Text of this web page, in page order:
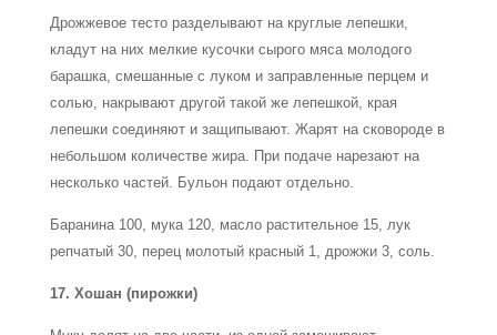
Дрожжевое тесто разделывают на круглые лепешки,
кладут на них мелкие кусочки сырого мяса молодого
барашка, смешанные с луком и заправленные перцем и
солью, накрывают другой такой же лепешкой, края
лепешки соединяют и защипывают. Жарят на сковороде в
небольшом количестве жира. При подаче нарезают на
несколько частей. Бульон подают отдельно.
Баранина 100, мука 120, масло растительное 15, лук
репчатый 30, перец молотый красный 1, дрожжи 3, соль.
17. Хошан (пирожки)